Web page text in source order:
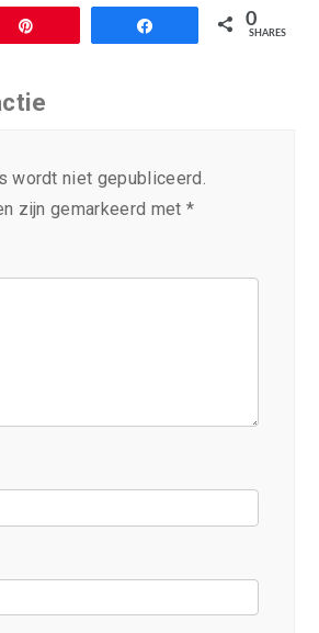
0
SHARES
wordt niet gepubliceerd.
zijn gemarkeerd met *